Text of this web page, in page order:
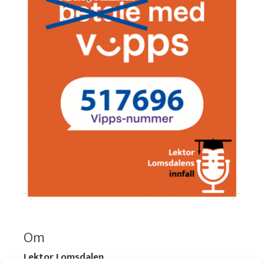
Om
Lektor Lomsdalen